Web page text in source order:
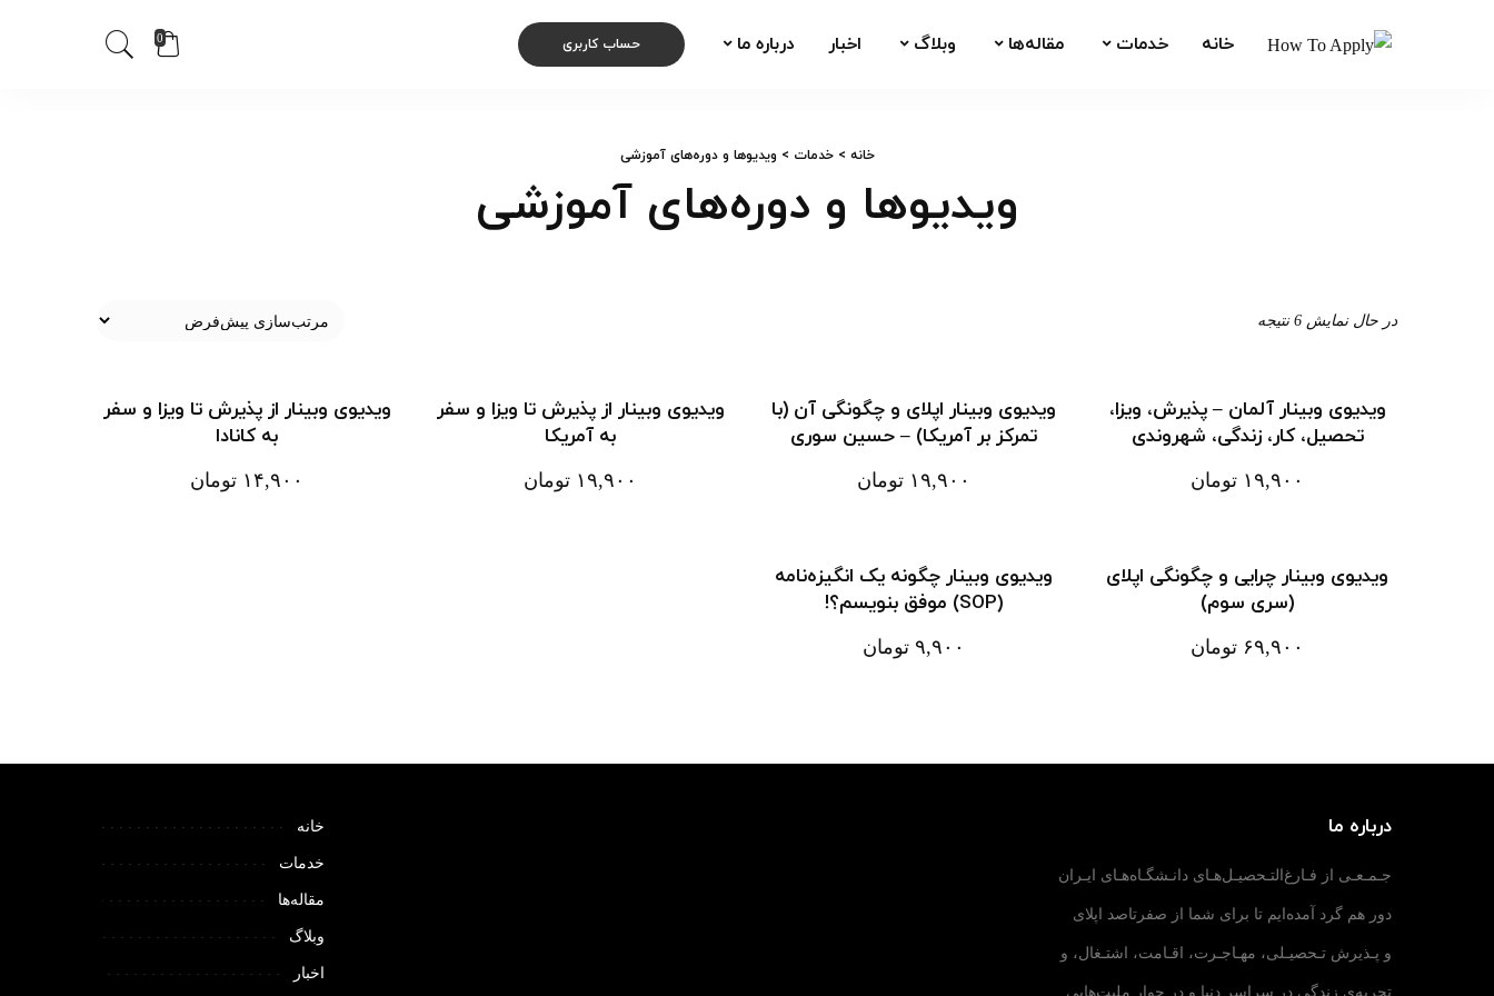
خانه خدمات مقاله‌ها وبلاگ اخبار درباره ما حساب کاربری 0
خانه >خدمات > ویدیوها و دوره‌های آموزشی
ویدیوها و دوره‌های آموزشی
در حال نمایش 6 نتیجه
ویدیوی وبینار آلمان – پذیرش، ویزا،
تحصیل، کار، زندگی، شهروندی
۱۹,۹۰۰ تومان
ویدیوی وبینار اپلای و چگونگی آن (با
تمرکز بر آمریکا) – حسین سوری
۱۹,۹۰۰ تومان
ویدیوی وبینار از پذیرش تا ویزا و سفر
به آمریکا
۱۹,۹۰۰ تومان
ویدیوی وبینار از پذیرش تا ویزا و سفر
به کانادا
۱۴,۹۰۰ تومان
ویدیوی وبینار چرایی و چگونگی اپلای
(سری سوم)
۶۹,۹۰۰ تومان
ویدیوی وبینار چگونه یک انگیزه‌نامه‌
(SOP) موفق بنویسم؟!
۹,۹۰۰ تومان
درباره ما
جـمـعـی از فـارغ‌التـحصیـل‌هـای دانـشگـاه‌هـای ایـران
دور هم گرد آمده‌ایم تا برای شما از صفرتاصد اپلای
و پـذیرش تـحصیـلی، مهـاجـرت، اقـامت، اشتـغال، و
تجربه‌ی زندگی در سراسر دنیا و در جوار ملیت‌هایی
خانه
خدمات
مقاله‌ها
وبلاگ
اخبار